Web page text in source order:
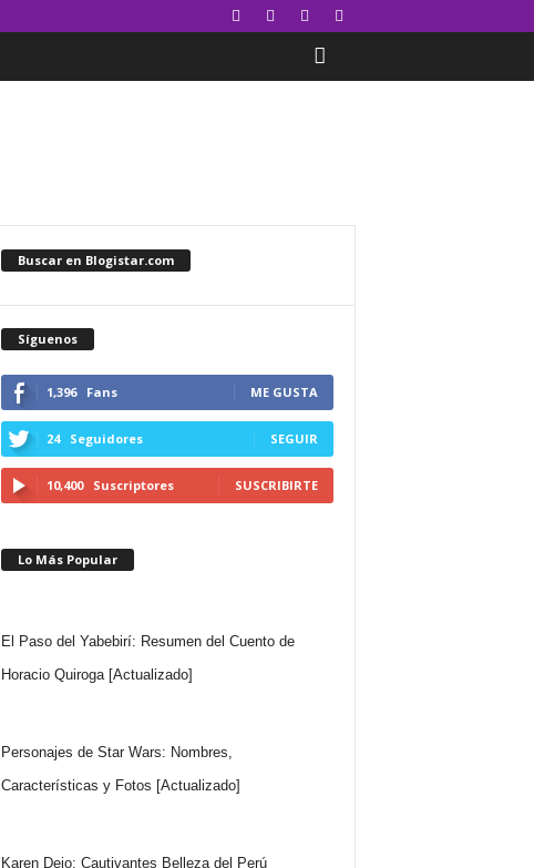
Buscar en Blogistar.com
Síguenos
1,396 Fans ME GUSTA
24 Seguidores SEGUIR
10,400 Suscriptores SUSCRIBIRTE
Lo Más Popular
El Paso del Yabebirí: Resumen del Cuento de
Horacio Quiroga [Actualizado]
Personajes de Star Wars: Nombres,
Características y Fotos [Actualizado]
Karen Dejo: Cautivantes Belleza del Perú